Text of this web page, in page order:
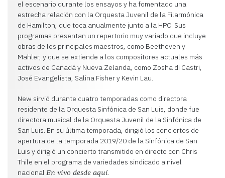
el escenario durante los ensayos y ha fomentado una
estrecha relación con la Orquesta Juvenil de la Filarmónica
de Hamilton, que toca anualmente junto a la HPO. Sus
programas presentan un repertorio muy variado que incluye
obras de los principales maestros, como Beethoven y
Mahler, y que se extiende a los compositores actuales más
activos de Canadá y Nueva Zelanda, como Zosha di Castri,
José Evangelista, Salina Fisher y Kevin Lau.
New sirvió durante cuatro temporadas como directora
residente de la Orquesta Sinfónica de San Luis, donde fue
directora musical de la Orquesta Juvenil de la Sinfónica de
San Luis. En su última temporada, dirigió los conciertos de
apertura de la temporada 2019/20 de la Sinfónica de San
Luis y dirigió un concierto transmitido en directo con Chris
Thile en el programa de variedades sindicado a nivel
nacional En vivo desde aquí.